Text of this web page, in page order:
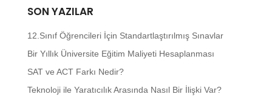
SON YAZILAR
12.Sınıf Öğrencileri İçin Standartlaştırılmış Sınavlar
Bir Yıllık Üniversite Eğitim Maliyeti Hesaplanması
SAT ve ACT Farkı Nedir?
Teknoloji ile Yaratıcılık Arasında Nasıl Bir İlişki Var?